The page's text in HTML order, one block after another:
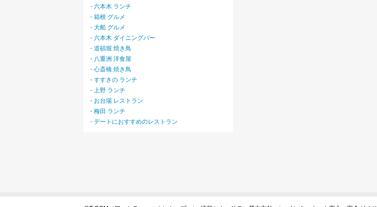
・ 六本木 ランチ
・ 箱根 グルメ
・ 大船 グルメ
・ 六本木 ダイニングバー
・ 道頓堀 焼き鳥
・ 八重洲 洋食屋
・ 心斎橋 焼き鳥
・ すすきの ランチ
・ 上野 ランチ
・ お台場 レストラン
・ 梅田 ランチ
・ デートにおすすめのレストラン